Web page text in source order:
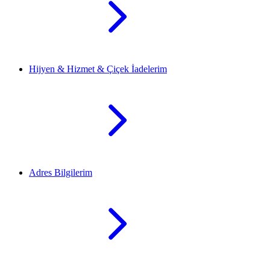
Hijyen & Hizmet & Çiçek İadelerim
Adres Bilgilerim